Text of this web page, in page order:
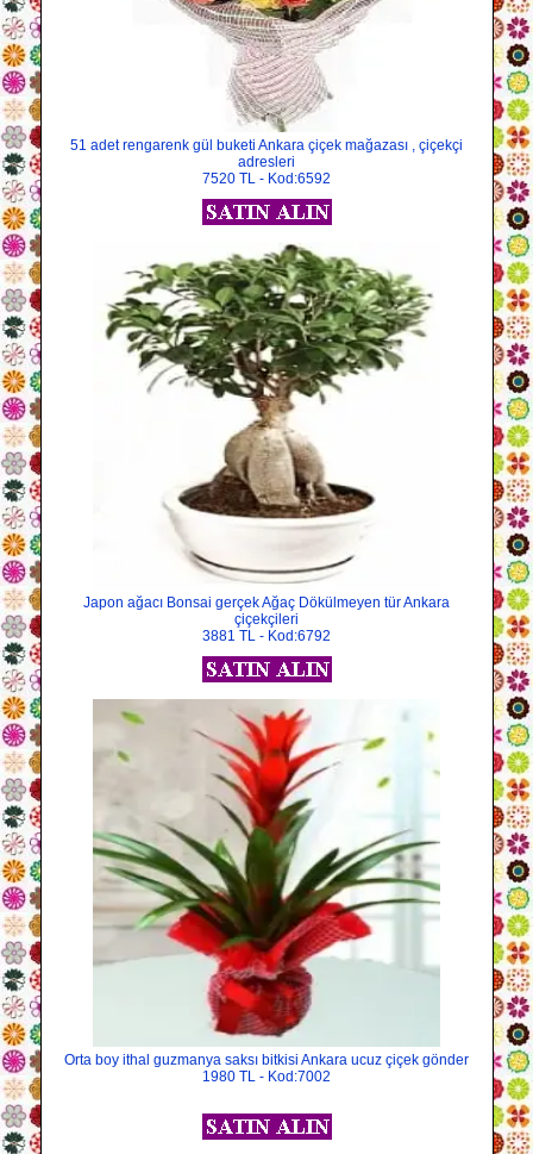
51 adet rengarenk gül buketi Ankara çiçek mağazası , çiçekçi
adresleri
7520 TL - Kod:6592
Japon ağacı Bonsai gerçek Ağaç Dökülmeyen tür Ankara
çiçekçileri
3881 TL - Kod:6792
Orta boy ithal guzmanya saksı bitkisi Ankara ucuz çiçek gönder
1980 TL - Kod:7002